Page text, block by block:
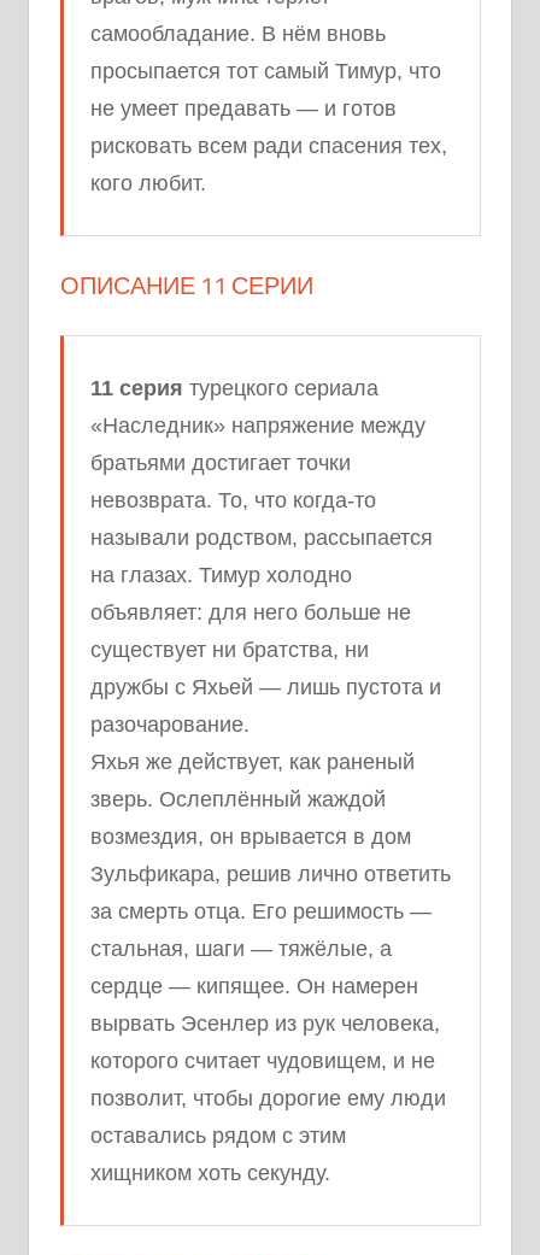
самообладание. В нём вновь
просыпается тот самый Тимур, что
не умеет предавать — и готов
рисковать всем ради спасения тех,
кого любит.
ОПИСАНИЕ 11 СЕРИИ
11 серия турецкого сериала
«Наследник» напряжение между
братьями достигает точки
невозврата. То, что когда-то
называли родством, рассыпается
на глазах. Тимур холодно
объявляет: для него больше не
существует ни братства, ни
дружбы с Яхьей — лишь пустота и
разочарование.
Яхья же действует, как раненый
зверь. Ослеплённый жаждой
возмездия, он врывается в дом
Зульфикара, решив лично ответить
за смерть отца. Его решимость —
стальная, шаги — тяжёлые, а
сердце — кипящее. Он намерен
вырвать Эсенлер из рук человека,
которого считает чудовищем, и не
позволит, чтобы дорогие ему люди
оставались рядом с этим
хищником хоть секунду.